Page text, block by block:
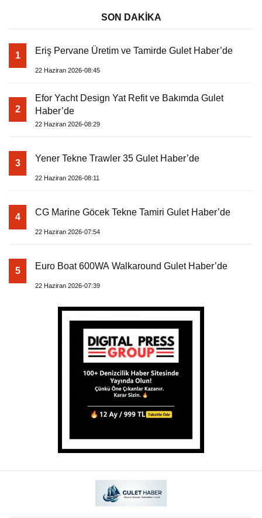
SON DAKİKA
1 Eriş Pervane Üretim ve Tamirde Gulet Haber’de
22 Haziran 2026-08:45
2
Efor Yacht Design Yat Refit ve Bakımda Gulet
Haber’de
22 Haziran 2026-08:29
3 Yener Tekne Trawler 35 Gulet Haber’de
22 Haziran 2026-08:11
4 CG Marine Göcek Tekne Tamiri Gulet Haber’de
22 Haziran 2026-07:54
5 Euro Boat 600WA Walkaround Gulet Haber’de
22 Haziran 2026-07:39